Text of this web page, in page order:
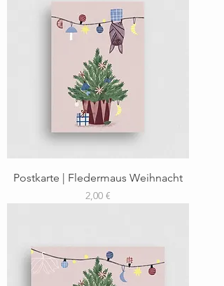
Postkarte | Fledermaus Weihnacht
Preis
2,00 €